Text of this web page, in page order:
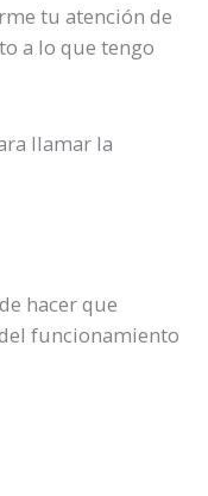
tu atención de
a lo que tengo
llamar la
hacer que
funcionamiento